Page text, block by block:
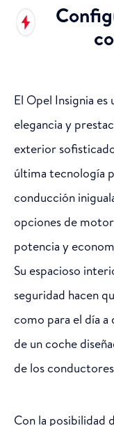
El Opel Insignia
elegancia y
exterior
última tecnología
conducción
opciones de
potencia y
Su espacioso
seguridad hacen
como para el día a
de un coche
de los
Con la posibilidad